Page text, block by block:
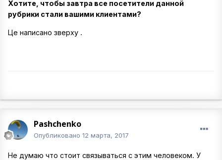
Хотите, чтобы завтра все посетители данной
рубрики стали вашими клиентами?
Це написано зверху .
Pashchenko
Опубликовано 12 марта, 2017
Не думаю что стоит связываться с этим человеком. У